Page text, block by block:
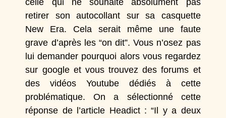
celle qui ne souhaite absolument pas
retirer son autocollant sur sa casquette
New Era. Cela serait même une faute
grave d’après les “on dit”. Vous n’osez pas
lui demander pourquoi alors vous regardez
sur google et vous trouvez des forums et
des vidéosYoutube dédiés à cette
problématique. On a sélectionné cette
réponse de l’article Headict: “Il y a deux